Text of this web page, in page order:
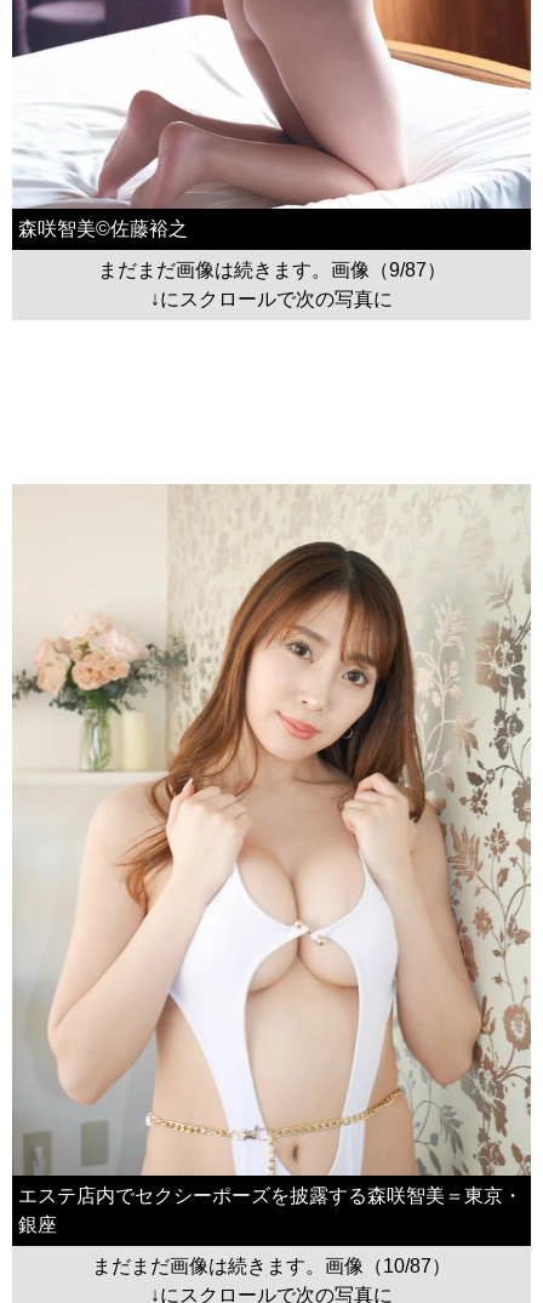
森咲智美©佐藤裕之
まだまだ画像は続きます。画像（9/87）
↓にスクロールで次の写真に
エステ店内でセクシーポーズを披露する森咲智美＝東京・
銀座
まだまだ画像は続きます。画像（10/87）
↓にスクロールで次の写真に